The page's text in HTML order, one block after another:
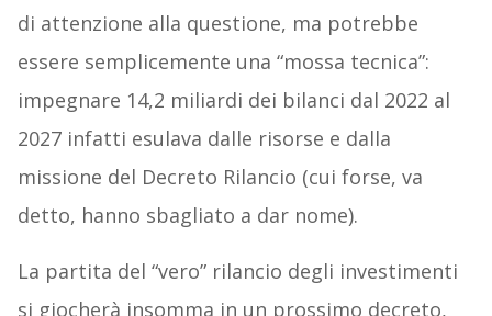
di attenzione alla questione, ma potrebbe
essere semplicemente una “mossa tecnica”:
impegnare 14,2 miliardi dei bilanci dal 2022 al
2027 infatti esulava dalle risorse e dalla
missione del Decreto Rilancio (cui forse, va
detto, hanno sbagliato a dar nome).
La partita del “vero” rilancio degli investimenti
si giocherà insomma in un prossimo decreto,